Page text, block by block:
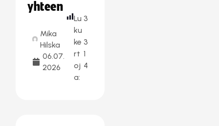
yhteen
Mika
Hilska
06.07.
2026
Lu
ku
ke
rt
oj
a:
3
3
1
4